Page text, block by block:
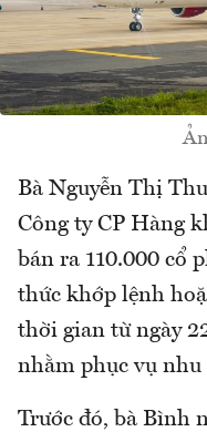
Bà Nguyễn Thị
Công ty CP Hàng
bán ra 110.000 cổ
thức khớp lệnh
thời gian từ ngày
nhằm phục vụ
Trước đó, bà Bình